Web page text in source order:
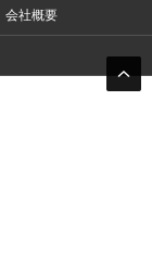
会社概要